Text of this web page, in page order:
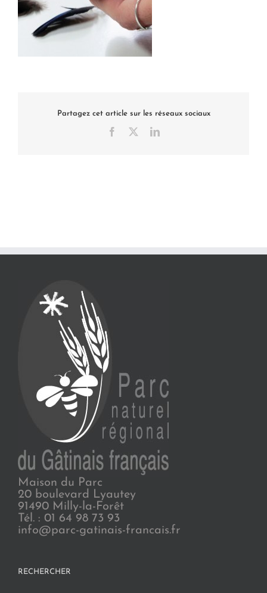
Partagez cet article sur les réseaux sociaux
Facebook LinkedIn
Maison du Parc
20 boulevard Lyautey
91490 Milly-la-Forêt
Tél. : 01 64 98 73 93
info@parc-gatinais-francais.fr
RECHERCHER